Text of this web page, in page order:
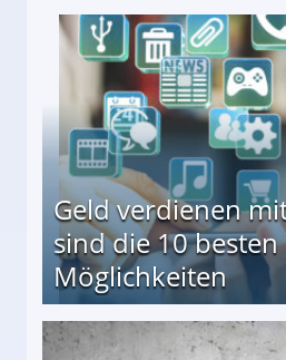
↻ Täglich neue Produkttests
Geld verdienen
sind die 10 besten
Möglichkeiten
besten Möglichkeiten